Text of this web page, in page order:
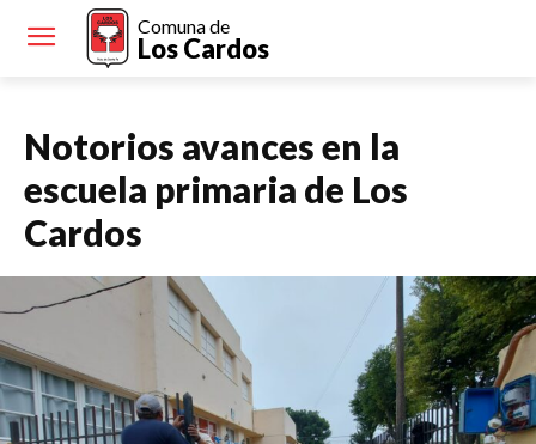
Comuna de
Los Cardos
Notorios avances en la
escuela primaria de Los
Cardos